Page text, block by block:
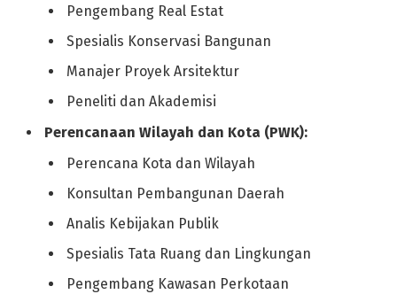
Pengembang Real Estat
Spesialis Konservasi Bangunan
Manajer Proyek Arsitektur
Peneliti dan Akademisi
Perencanaan Wilayah dan Kota (PWK):
Perencana Kota dan Wilayah
Konsultan Pembangunan Daerah
Analis Kebijakan Publik
Spesialis Tata Ruang dan Lingkungan
Pengembang Kawasan Perkotaan